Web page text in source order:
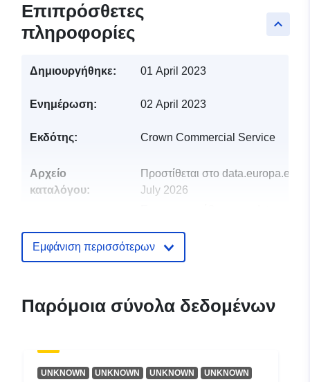
keyboard_arrow_up
Επιπρόσθετες
πληροφορίες
Δημιουργήθηκε: 01 April 2023
Ενημέρωση: 02 April 2023
Εκδότης: Crown Commercial Service
Αρχείο
καταλόγου:
Προστίθεται στο data.europa.eu:
July 2026
uriRef:
http://data.europa.eu/88u/dataset/
Εμφάνιση περισσότερων
Παρόμοια σύνολα δεδομένων
UNKNOWN UNKNOWN UNKNOWN
UNKNOWN